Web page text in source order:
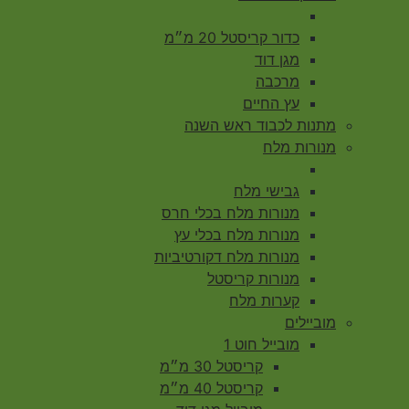
כדור קריסטל 20 מ״מ
מגן דוד
מרכבה
עץ החיים
מתנות לכבוד ראש השנה
מנורות מלח
גבישי מלח
מנורות מלח בכלי חרס
מנורות מלח בכלי עץ
מנורות מלח דקורטיביות
מנורות קריסטל
קערות מלח
מוביילים
מובייל חוט 1
קריסטל 30 מ״מ
קריסטל 40 מ״מ